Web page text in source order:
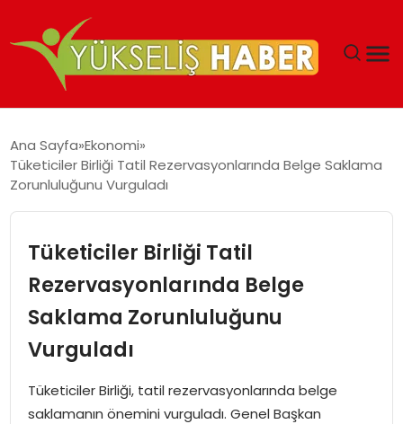
MALIYETLERINI AZALTIYOR’
Ana Sayfa Ekonomi
Tüketiciler Birliği Tatil Rezervasyonlarında Belge Saklama
Zorunluluğunu Vurguladı
Tüketiciler Birliği Tatil
Rezervasyonlarında Belge
Saklama Zorunluluğunu
Vurguladı
Tüketiciler Birliği, tatil rezervasyonlarında belge
saklamanın önemini vurguladı. Genel Başkan